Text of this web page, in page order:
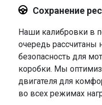
Сохранение
Наши калибровки в
очередь рассчитаны
безопасность для
коробки. Мы
двигателя для
во всех режимах